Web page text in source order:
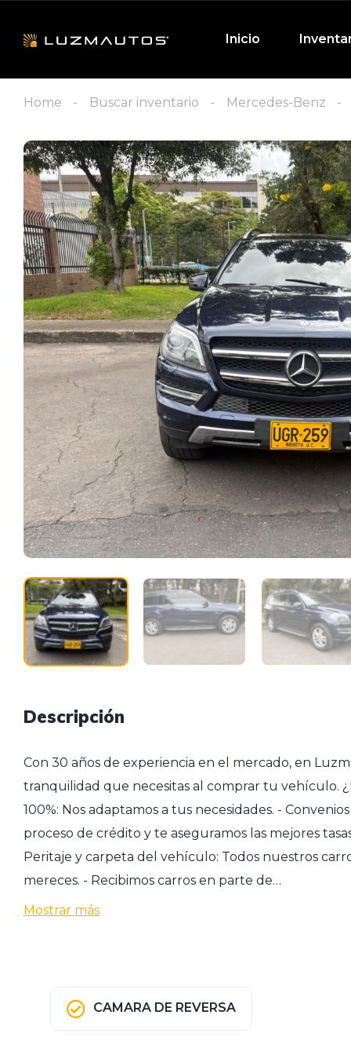
Inicio
Home Buscar inventario Mercedes-Benz
Descripción
Con 30 años de experiencia en el mercado, en
tranquilidad que necesitas al comprar tu vehículo.
100%: Nos adaptamos a tus necesidades. -
proceso de crédito y te aseguramos las mejores
Peritaje y carpeta del vehículo: Todos nuestros
mereces. - Recibimos carros en parte de…
Mostrar más
CAMARA DE REVERSA